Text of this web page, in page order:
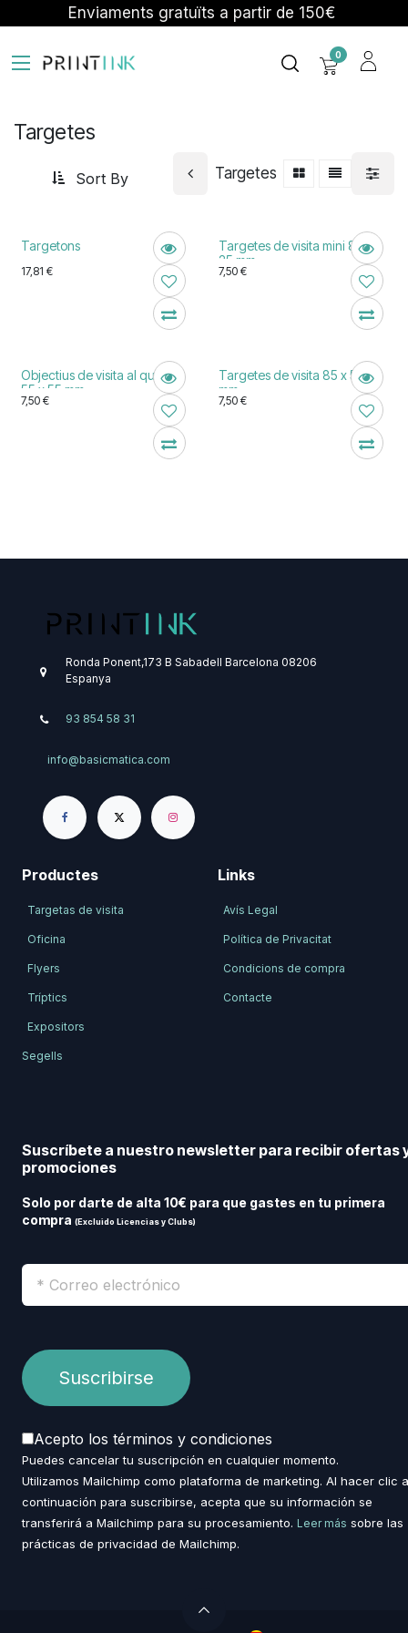
Skip to ContentEnviaments gratuïts a partir de 150€
0
Targetes
Sort By Targetes
Targetons
17,81 €
Targetes de visita mini 85 x
25 mm
7,50€
Objectius de visita al quadrat
55 x 55 mm
7,50 €
Targetes de visita 85 x 55
mm
7,50€
Ronda Ponent,173 B Sabadell Barcelona 08206
Espanya
93 854 58 31
info@basicmatica.com
Productes
Targetas de visita
Oficina
Flyers
Tríptics
Expositors
Segells
Links
Avís Legal
Política de Privacitat
Condicions de compra
Contacte
Suscríbete a nuestro newsletter para recibir ofertas
promociones
Solo por darte de alta 10€ para que gastes en tu primera
compra (Excluido Licencias y Clubs)
Acepto los términos y condiciones
Puedes cancelar tu suscripción en cualquier momento.
Utilizamos Mailchimp como plataforma de marketing. Al hacer clic a
continuación para suscribirse, acepta que su información se
transferirá a Mailchimp para su procesamiento. Leer más sobre las
prácticas de privacidad de Mailchimp.